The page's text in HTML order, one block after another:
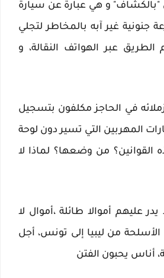
و هي عبارة عن سيارة
جنونية غير آبه بالمخاطر لتجلي
عبر الهواتف النقالة، و
في الحاجز مكلفون بتسجيل
المهربين التي تسير دون لوحة
القوانين؟ من وضعها؟ لماذا لا
عليهم أموالا طائلة ،أموال لا
من ليبيا إلى تونس، أجل
أناس يحبون الفتن